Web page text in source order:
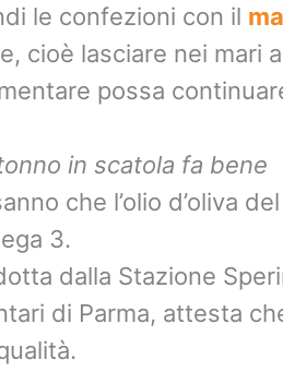
le confezioni con il
cioè lasciare nei mari
possa
tonno in scatola fa bene
che l’olio d’oliva
3.
dalla Stazione
di Parma, attesta